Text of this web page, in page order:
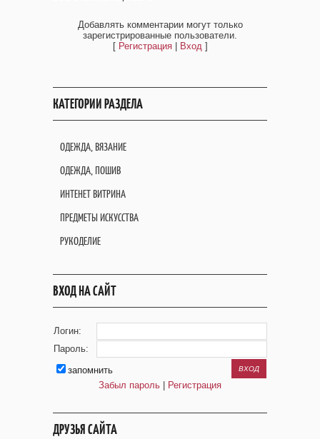
Добавлять комментарии могут только
зарегистрированные пользователи.
[ Регистрация| Вход]
КАТЕГОРИИ РАЗДЕЛА
ОДЕЖДА, ВЯЗАНИЕ
ОДЕЖДА, ПОШИВ
ИНТЕНЕТ ВИТРИНА
ПРЕДМЕТЫ ИСКУССТВА
РУКОДЕЛИЕ
ВХОД НА САЙТ
Логин:
Пароль:
запомнить
Забыл пароль
Регистрация
ДРУЗЬЯ САЙТА